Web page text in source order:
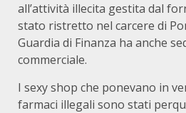
all’attività illecita gestita dal
stato ristretto nel carcere di
Guardia di Finanza ha anche
commerciale.
I sexy shop che ponevano in
farmaci illegali sono stati